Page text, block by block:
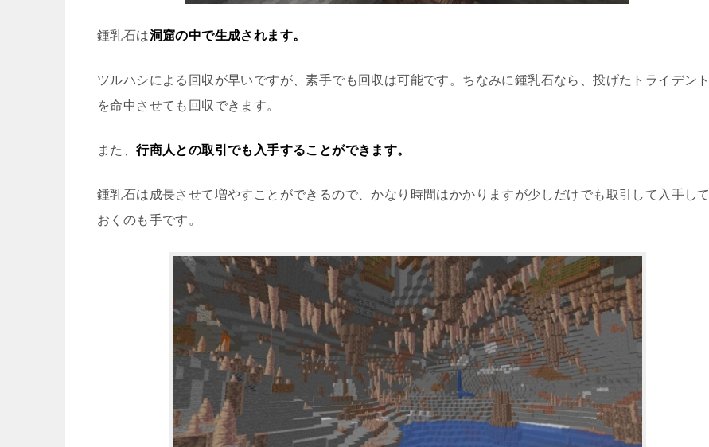
鍾乳石は洞窟の中で生成されます。
ツルハシによる回収が早いですが、素手でも回収は可能です。ちなみに鍾乳石なら、投げたトライデント
を命中させても回収できます。
また、行商人との取引でも入手することができます。
鍾乳石は成長させて増やすことができるので、かなり時間はかかりますが少しだけでも取引して入手して
おくのも手です。